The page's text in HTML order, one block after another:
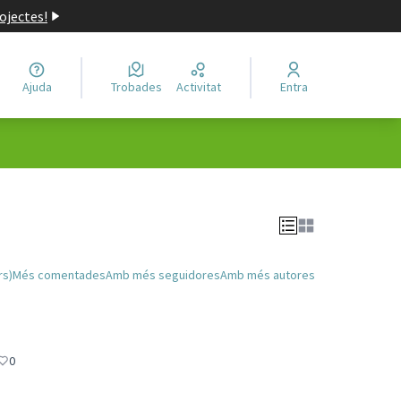
Ajuda Trobades Activitat Entra
Més comentadesAmb més seguidoresAmb més autores
0